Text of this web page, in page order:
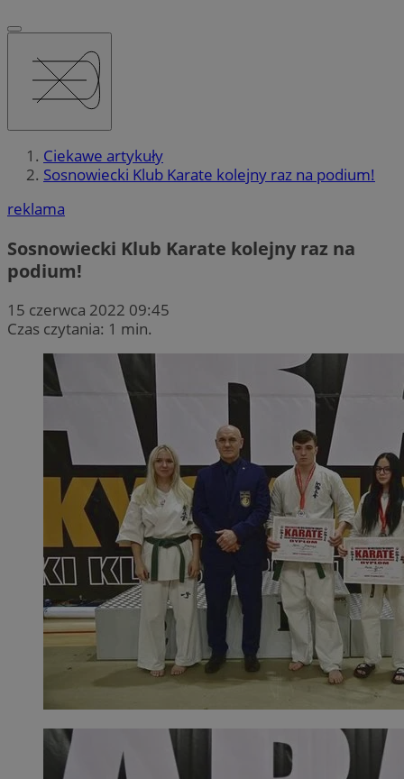
Ciekawe artykuły
Sosnowiecki Klub Karate kolejny raz na podium!
reklama
Sosnowiecki Klub Karate kolejny raz na
podium!
15 czerwca 2022 09:45
Czas czytania: 1 min.